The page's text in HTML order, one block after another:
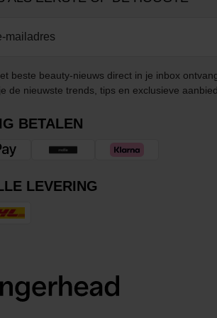
beste beauty-nieuws direct in je inbox
de nieuwste trends, tips en exclusieve
BETALEN
LEVERING